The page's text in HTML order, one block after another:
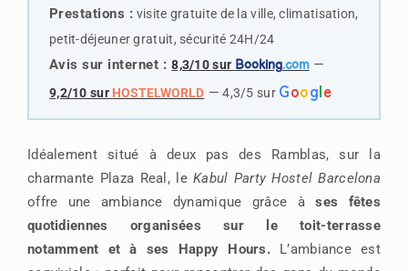
Prestations : visite gratuite de la ville, climatisation,
petit-déjeuner gratuit‎, sécurité 24H/24
Avis sur internet : 8,3/10 sur Booking.com—
9,2/10 sur HOSTELWORLD — 4,3/5 sur Google
Idéalement situé à deux pas des Ramblas, sur la
charmante Plaza Real, le Kabul Party Hostel Barcelona
offre une ambiance dynamique grâce àses fêtes
quotidiennes organisées sur le toit-terrasse
notamment et à ses Happy Hours. L’ambiance est